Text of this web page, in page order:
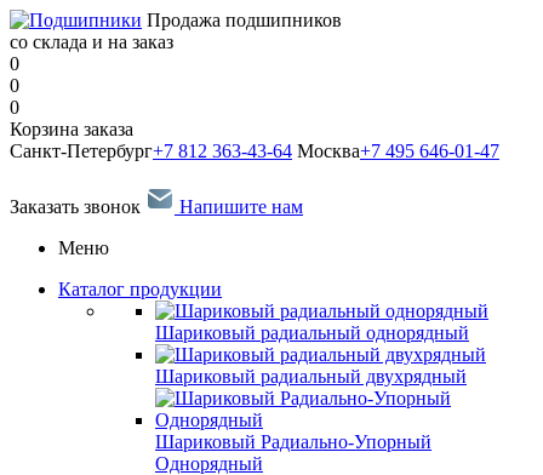
Продажа подшипников
со склада и на заказ
0
0
0
Корзина заказа
Санкт-Петербург+7 812 363-43-64 Москва+7 495 646-01-47
Заказать звонок
Напишите нам
Меню
Каталог продукции
Шариковый радиальный однорядный
Шариковый радиальный двухрядный
Шариковый Радиально-Упорный
Однорядный